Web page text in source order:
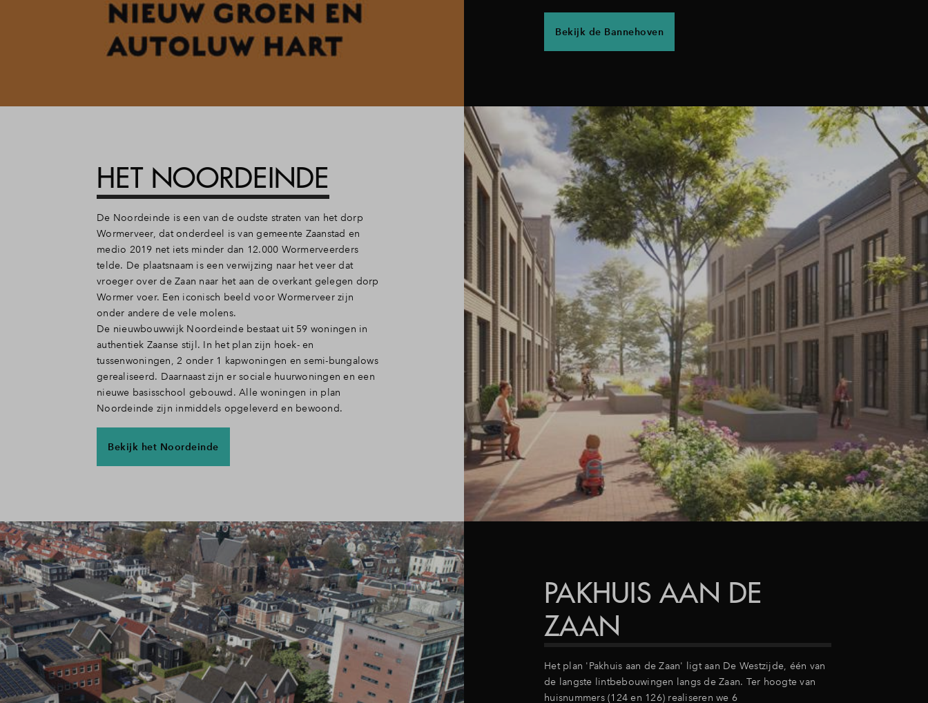
Bekijk de Bannehoven
HET NOORDEINDE
De Noordeinde is een van de oudste straten van het dorp
Wormerveer, dat onderdeel is van gemeente Zaanstad en
medio 2019 net iets minder dan 12.000 Wormerveerders
telde. De plaatsnaam is een verwijzing naar het veer dat
vroeger over de Zaan naar het aan de overkant gelegen dorp
Wormer voer. Een iconisch beeld voor Wormerveer zijn
onder andere de vele molens.
De nieuwbouwwijk Noordeinde bestaat uit 59 woningen in
authentiek Zaanse stijl. In het plan zijn hoek- en
tussenwoningen, 2 onder 1 kapwoningen en semi-bungalows
gerealiseerd. Daarnaast zijn er sociale huurwoningen en een
nieuwe basisschool gebouwd. Alle woningen in plan
Noordeinde zijn inmiddels opgeleverd en bewoond.
Bekijk het Noordeinde
PAKHUIS AAN DE
ZAAN
Het plan 'Pakhuis aan de Zaan' ligt aan De Westzijde, één van
de langste lintbebouwingen langs de Zaan. Ter hoogte van
huisnummers (124 en 126) realiseren we 6